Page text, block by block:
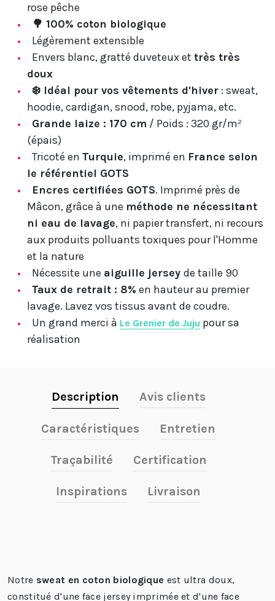
rose pêche
🌳 100% coton biologique
Légèrement extensible
Envers blanc, gratté duveteux et très très
doux
❄️ Idéal pour vos vêtements d'hiver : sweat,
hoodie, cardigan, snood, robe, pyjama, etc.
Grande laize : 170 cm / Poids : 320 gr/m²
(épais)
Tricoté en Turquie, imprimé en France selon
le référentiel GOTS
Encres certifiées GOTS. Imprimé près de
Mâcon, grâce à une méthode ne nécessitant
ni eau de lavage, ni papier transfert, ni recours
aux produits polluants toxiques pour l'Homme
et la nature
Nécessite une aiguille jersey de taille 90
Taux de retrait : 8% en hauteur au premier
lavage. Lavez vos tissus avant de coudre.
Un grand merci à Le Grenier de Juju pour sa
réalisation
Description Avis clients
Caractéristiques Entretien
Traçabilité Certification
Inspirations Livraison
Notre sweat en coton biologique est ultra doux,
constitué d'une face jersey imprimée et d'une face